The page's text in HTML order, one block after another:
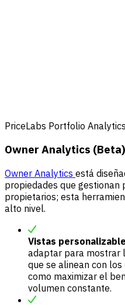
PriceLabs Portfolio Analytics
Owner Analytics (Beta)
Owner Analytics está
propiedades que
propietarios; esta
alto nivel.
Vistas
adaptar para mostrar
que se alinean con
como maximizar el
volumen constante.